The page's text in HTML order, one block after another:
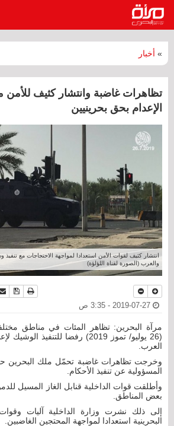
» أخبار
تظاهرات غاضبة وانتشار كثيف
الإعدام بحق بحرينيين
انتشار كثيف لقوات الأمن استعدادا لمواجهة الاحتجاجات مع تنفيذ
والعرب (الصورة لقناة اللؤلؤة)
نسخةحفظ
مرآة البحرين: تظاهر المئات في مناطق
(26 يوليو/ تموز 2019) رفضا للتنفيذ
العرب.
وخرجت تظاهرات غاضبة تحمّل ملك البحرين
المسؤولية عن تنفيذ الأحكام.
وأطلقت قوات الداخلية قنابل الغاز المسيل
بعض المناطق.
إلى ذلك نشرت وزارة الداخلية آليات
البحرينية استعدادا لمواجهة المحتجين الغاضبين.